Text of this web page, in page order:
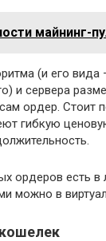
майнинг-
(и его вида
и сервера
ордер. Стоит
гибкую
ордеров есть в
можно в